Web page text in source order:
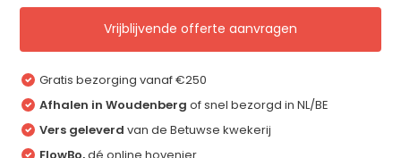
Vrijblijvende offerte aanvragen
Gratis bezorging vanaf €250
Afhalen in Woudenberg of snel bezorgd in NL/BE
Vers geleverd van de Betuwse kwekerij
FlowBo,dé online hovenier